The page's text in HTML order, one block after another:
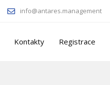
info@antares.management
Kontakty Registrace